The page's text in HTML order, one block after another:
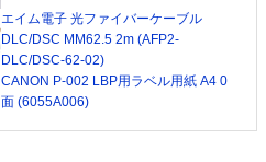
エイム電子 光ファイバーケーブル
DLC/DSC MM62.5 2m (AFP2-
DLC/DSC-62-02)
CANON P-002 LBP用ラベル用紙 A4 0
面 (6055A006)